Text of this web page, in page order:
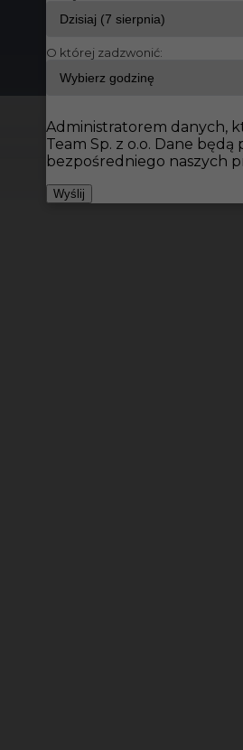
O której zadzwonić:
Administratorem danych,
Team Sp. z o.o. Dane
bezpośredniego naszych
Wyślij